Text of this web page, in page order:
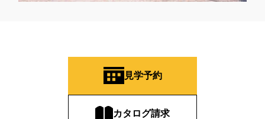
見学予約
カタログ請求